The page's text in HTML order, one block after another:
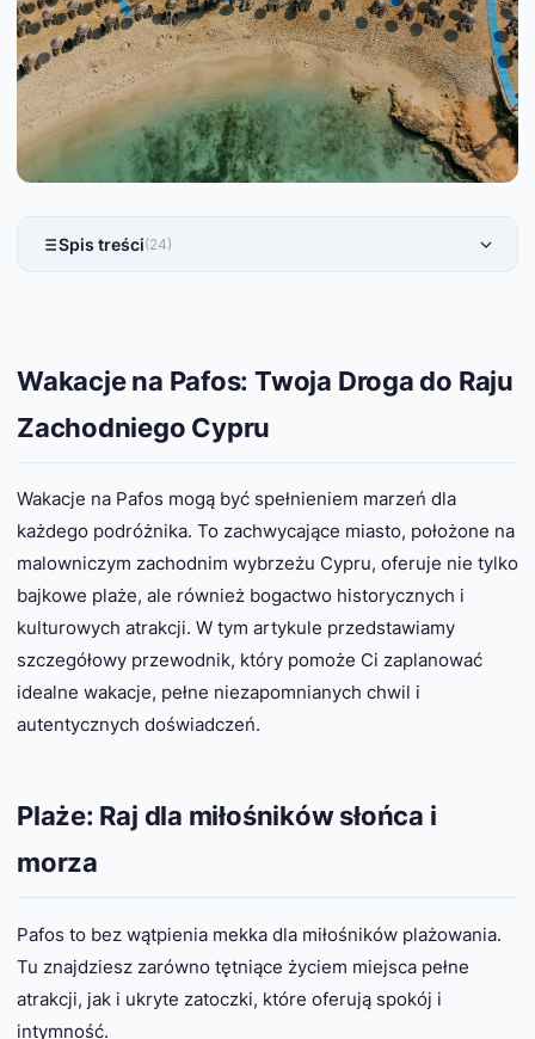
Spis treści(24)
Wakacje na Pafos: Twoja Droga do Raju
Zachodniego Cypru
Wakacje na Pafos mogą być spełnieniem marzeń dla
każdego podróżnika. To zachwycające miasto, położone na
malowniczym zachodnim wybrzeżu Cypru, oferuje nie tylko
bajkowe plaże, ale również bogactwo historycznych i
kulturowych atrakcji. W tym artykule przedstawiamy
szczegółowy przewodnik, który pomoże Ci zaplanować
idealne wakacje, pełne niezapomnianych chwil i
autentycznych doświadczeń.
Plaże: Raj dla miłośników słońca i
morza
Pafos to bez wątpienia mekka dla miłośników plażowania.
Tu znajdziesz zarówno tętniące życiem miejsca pełne
atrakcji, jak i ukryte zatoczki, które oferują spokój i
intymność.